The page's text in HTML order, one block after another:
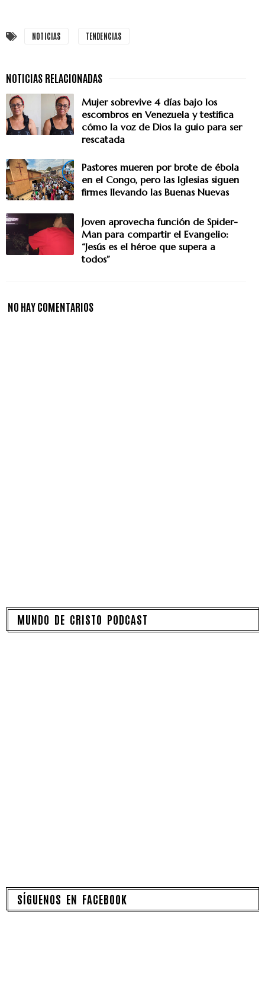
NOTICIAS TENDENCIAS
Mujer sobrevive 4 días bajo los
escombros en Venezuela y testifica
cómo la voz de Dios la guio para ser
rescatada
Pastores mueren por brote de ébola
en el Congo, pero las Iglesias siguen
firmes llevando las Buenas Nuevas
Joven aprovecha función de Spider-
Man para compartir el Evangelio:
“Jesús es el héroe que supera a
todos”
NO HAY COMENTARIOS
MUNDO DE CRISTO PODCAST
SÍGUENOS EN FACEBOOK